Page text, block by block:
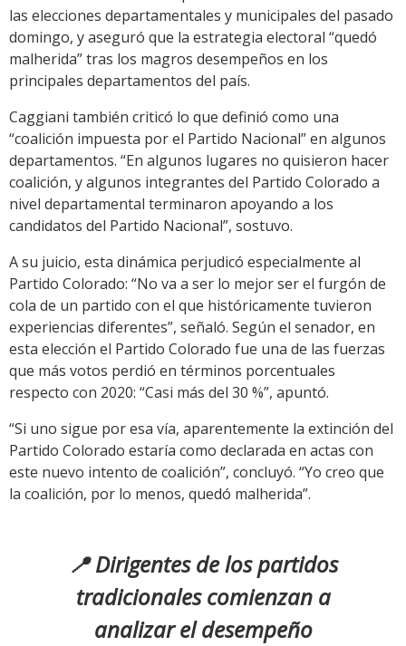
las elecciones departamentales y municipales del pasado
domingo, y aseguró que la estrategia electoral “quedó
malherida” tras los magros desempeños en los
principales departamentos del país.
Caggiani también criticó lo que definió como una
“coalición impuesta por el Partido Nacional” en algunos
departamentos. “En algunos lugares no quisieron hacer
coalición, y algunos integrantes del Partido Colorado a
nivel departamental terminaron apoyando a los
candidatos del Partido Nacional”, sostuvo.
A su juicio, esta dinámica perjudicó especialmente al
Partido Colorado: “No va a ser lo mejor ser el furgón de
cola de un partido con el que históricamente tuvieron
experiencias diferentes”, señaló. Según el senador, en
esta elección el Partido Colorado fue una de las fuerzas
que más votos perdió en términos porcentuales
respecto con 2020: “Casi más del 30 %”, apuntó.
“Si uno sigue por esa vía, aparentemente la extinción del
Partido Colorado estaría como declarada en actas con
este nuevo intento de coalición”, concluyó. “Yo creo que
la coalición, por lo menos, quedó malherida”.
📍 Dirigentes de los partidos
tradicionales comienzan a
analizar el desempeño